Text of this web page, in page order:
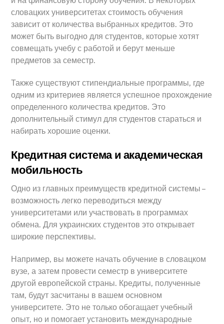
словацких университетах стоимость обучения
зависит от количества выбранных кредитов. Это
может быть выгодно для студентов, которые хотят
совмещать учебу с работой и берут меньше
предметов за семестр.
Также существуют стипендиальные программы, где
одним из критериев является успешное прохождение
определенного количества кредитов. Это
дополнительный стимул для студентов стараться и
набирать хорошие оценки.
Кредитная система и академическая
мобильность
Одно из главных преимуществ кредитной системы –
возможность легко переводиться между
университетами или участвовать в программах
обмена. Для украинских студентов это открывает
широкие перспективы.
Например, вы можете начать обучение в словацком
вузе, а затем провести семестр в университете
другой европейской страны. Кредиты, полученные
там, будут засчитаны в вашем основном
университете. Это не только обогащает учебный
опыт, но и помогает установить международные